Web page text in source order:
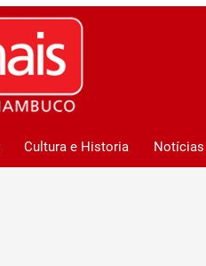
Cultura e Historia Notícias